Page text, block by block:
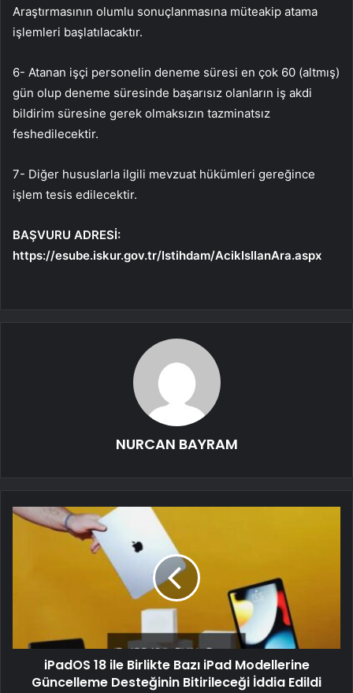
Araştırmasının olumlu sonuçlanmasına müteakip atama
işlemleri başlatılacaktır.
6- Atanan işçi personelin deneme süresi en çok 60 (altmış)
gün olup deneme süresinde başarısız olanların iş akdi
bildirim süresine gerek olmaksızın tazminatsız
feshedilecektir.
7- Diğer hususlarla ilgili mevzuat hükümleri gereğince
işlem tesis edilecektir.
BAŞVURU ADRESİ:
https://esube.iskur.gov.tr/Istihdam/AcikIsIlanAra.aspx
NURCAN BAYRAM
iPadOS 18 ile Birlikte Bazı iPad Modellerine
Güncelleme Desteğinin Bitirileceği İddia Edildi